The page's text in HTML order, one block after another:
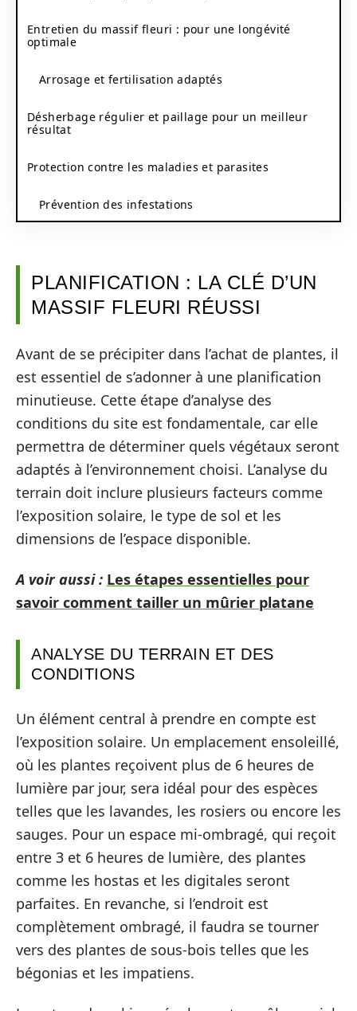
Entretien du massif fleuri : pour une longévité
optimale
Arrosage et fertilisation adaptés
Désherbage régulier et paillage pour un meilleur
résultat
Protection contre les maladies et parasites
Prévention des infestations
PLANIFICATION : LA CLÉ D’UN
MASSIF FLEURI RÉUSSI
Avant de se précipiter dans l’achat de plantes, il
est essentiel de s’adonner à une planification
minutieuse. Cette étape d’analyse des
conditions du site est fondamentale, car elle
permettra de déterminer quels végétaux seront
adaptés à l’environnement choisi. L’analyse du
terrain doit inclure plusieurs facteurs comme
l’exposition solaire, le type de sol et les
dimensions de l’espace disponible.
A voir aussi : Les étapes essentielles pour
savoir comment tailler un mûrier platane
ANALYSE DU TERRAIN ET DES
CONDITIONS
Un élément central à prendre en compte est
l’exposition solaire. Un emplacement ensoleillé,
où les plantes reçoivent plus de 6 heures de
lumière par jour, sera idéal pour des espèces
telles que les lavandes, les rosiers ou encore les
sauges. Pour un espace mi-ombragé, qui reçoit
entre 3 et 6 heures de lumière, des plantes
comme les hostas et les digitales seront
parfaites. En revanche, si l’endroit est
complètement ombragé, il faudra se tourner
vers des plantes de sous-bois telles que les
bégonias et les impatiens.